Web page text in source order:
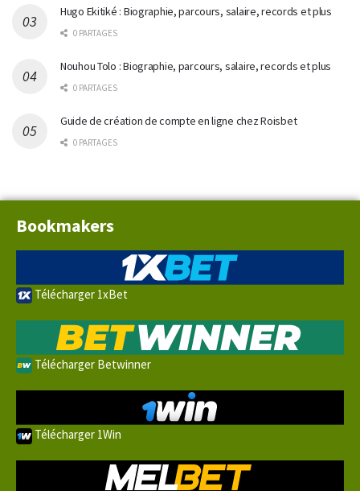
Hugo Ekitiké : Biographie, parcours, salaire, records et plus
0 PARTAGES
Nouhou Tolo : Biographie, parcours, salaire, records et plus
0 PARTAGES
Guide de création de compte en ligne chez Roisbet
0 PARTAGES
Bookmakers
Télécharger 1xBet
Télécharger Betwinner
Télécharger 1Win